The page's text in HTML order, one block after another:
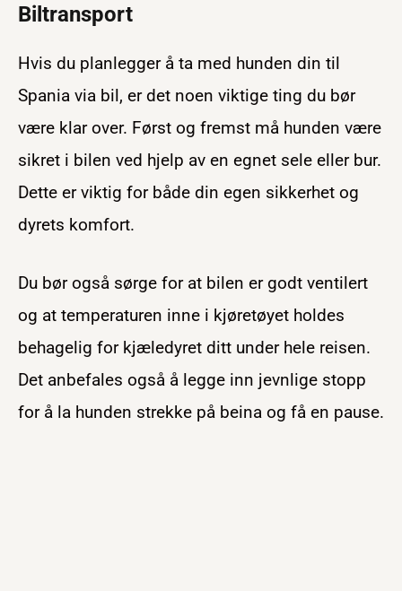
Biltransport
Hvis du planlegger å ta med hunden din til
Spania via bil, er det noen viktige ting du bør
være klar over. Først og fremst må hunden være
sikret i bilen ved hjelp av en egnet sele eller bur.
Dette er viktig for både din egen sikkerhet og
dyrets komfort.
Du bør også sørge for at bilen er godt ventilert
og at temperaturen inne i kjøretøyet holdes
behagelig for kjæledyret ditt under hele reisen.
Det anbefales også å legge inn jevnlige stopp
for å la hunden strekke på beina og få en pause.